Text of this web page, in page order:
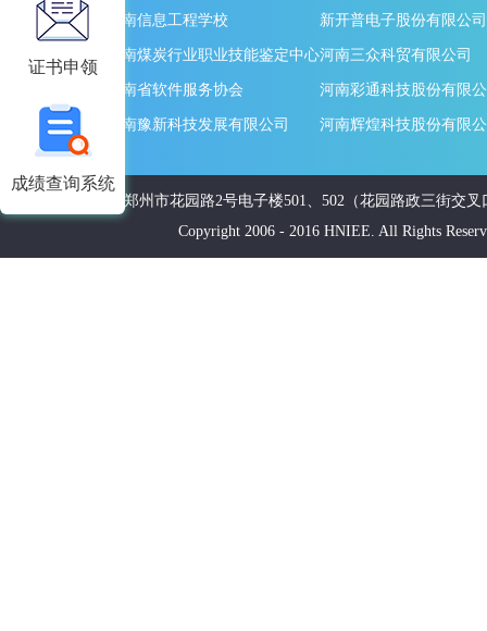
证书申领
成绩查询系统
河南信息工程学校
河南煤炭行业职业技能鉴定中心
河南省软件服务协会
河南豫新科技发展有限公司
新开普电子股份有限公司
河南三众科贸有限公司
河南彩通科技股份有限
河南辉煌科技股份有限
郑州市花园路2号电子楼501、502（花园路政三街交叉
Copyright 2006 - 2016 HNIEE. All Rights